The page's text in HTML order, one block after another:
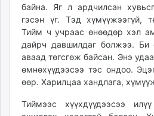
байна. Яг л ардчилсан
гэсэн үг. Тэд хүмүүжээгүй,
Тийм ч учраас өнөөдөр хэл
дайрч давшилдаг болжээ. Би
аваад төгсгөж байсан. Энэ
өмнөхүүдээсээ тэс ондоо.
өөр. Харилцаа хандлага,
Тиймээс хүүхдүүдээсээ